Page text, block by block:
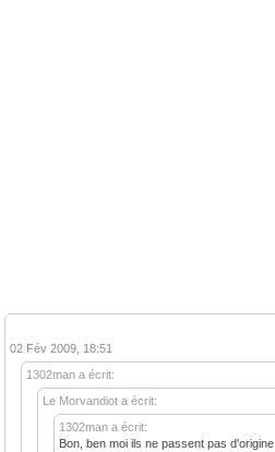
02 Fév 2009, 18:51
1302man a écrit:
Le Morvandiot a écrit:
1302man a écrit:
Bon, ben moi ils ne passent pas d'origine.